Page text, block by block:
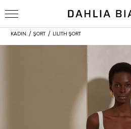
KADIN / ŞORT / LILITH ŞORT